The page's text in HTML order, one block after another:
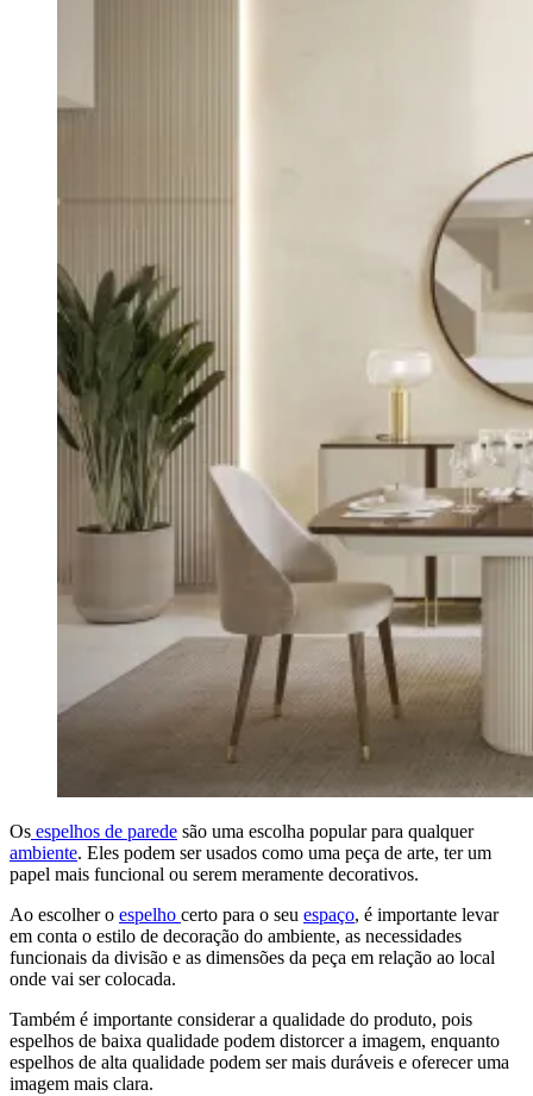
Os espelhos de parede são uma escolha popular para qualquer
ambiente. Eles podem ser usados ​​como uma peça de arte, ter um
papel mais funcional ou serem meramente decorativos.
Ao escolher o espelho certo para o seu espaço, é importante levar
em conta o estilo de decoração do ambiente, as necessidades
funcionais da divisão e as dimensões da peça em relação ao local
onde vai ser colocada.
Também é importante considerar a qualidade do produto, pois
espelhos de baixa qualidade podem distorcer a imagem, enquanto
espelhos de alta qualidade podem ser mais duráveis ​​e oferecer uma
imagem mais clara.